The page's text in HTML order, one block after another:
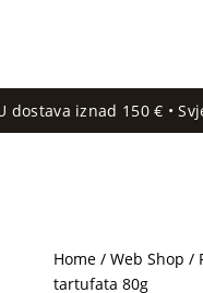
iznad 150 € •
Home/ Web Shop /
tartufata 80g